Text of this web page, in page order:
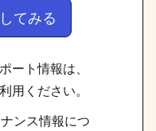
てみる
ート情報は、
用ください。
ンス情報につ